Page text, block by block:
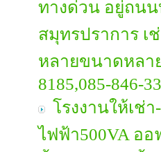
ทางด่วน อยู่ถนน
สมุทรปราการ เ
หลายขนาดหลา
8185,085-846-
โรงงานให้เช่
ไฟฟ้า500VA อ